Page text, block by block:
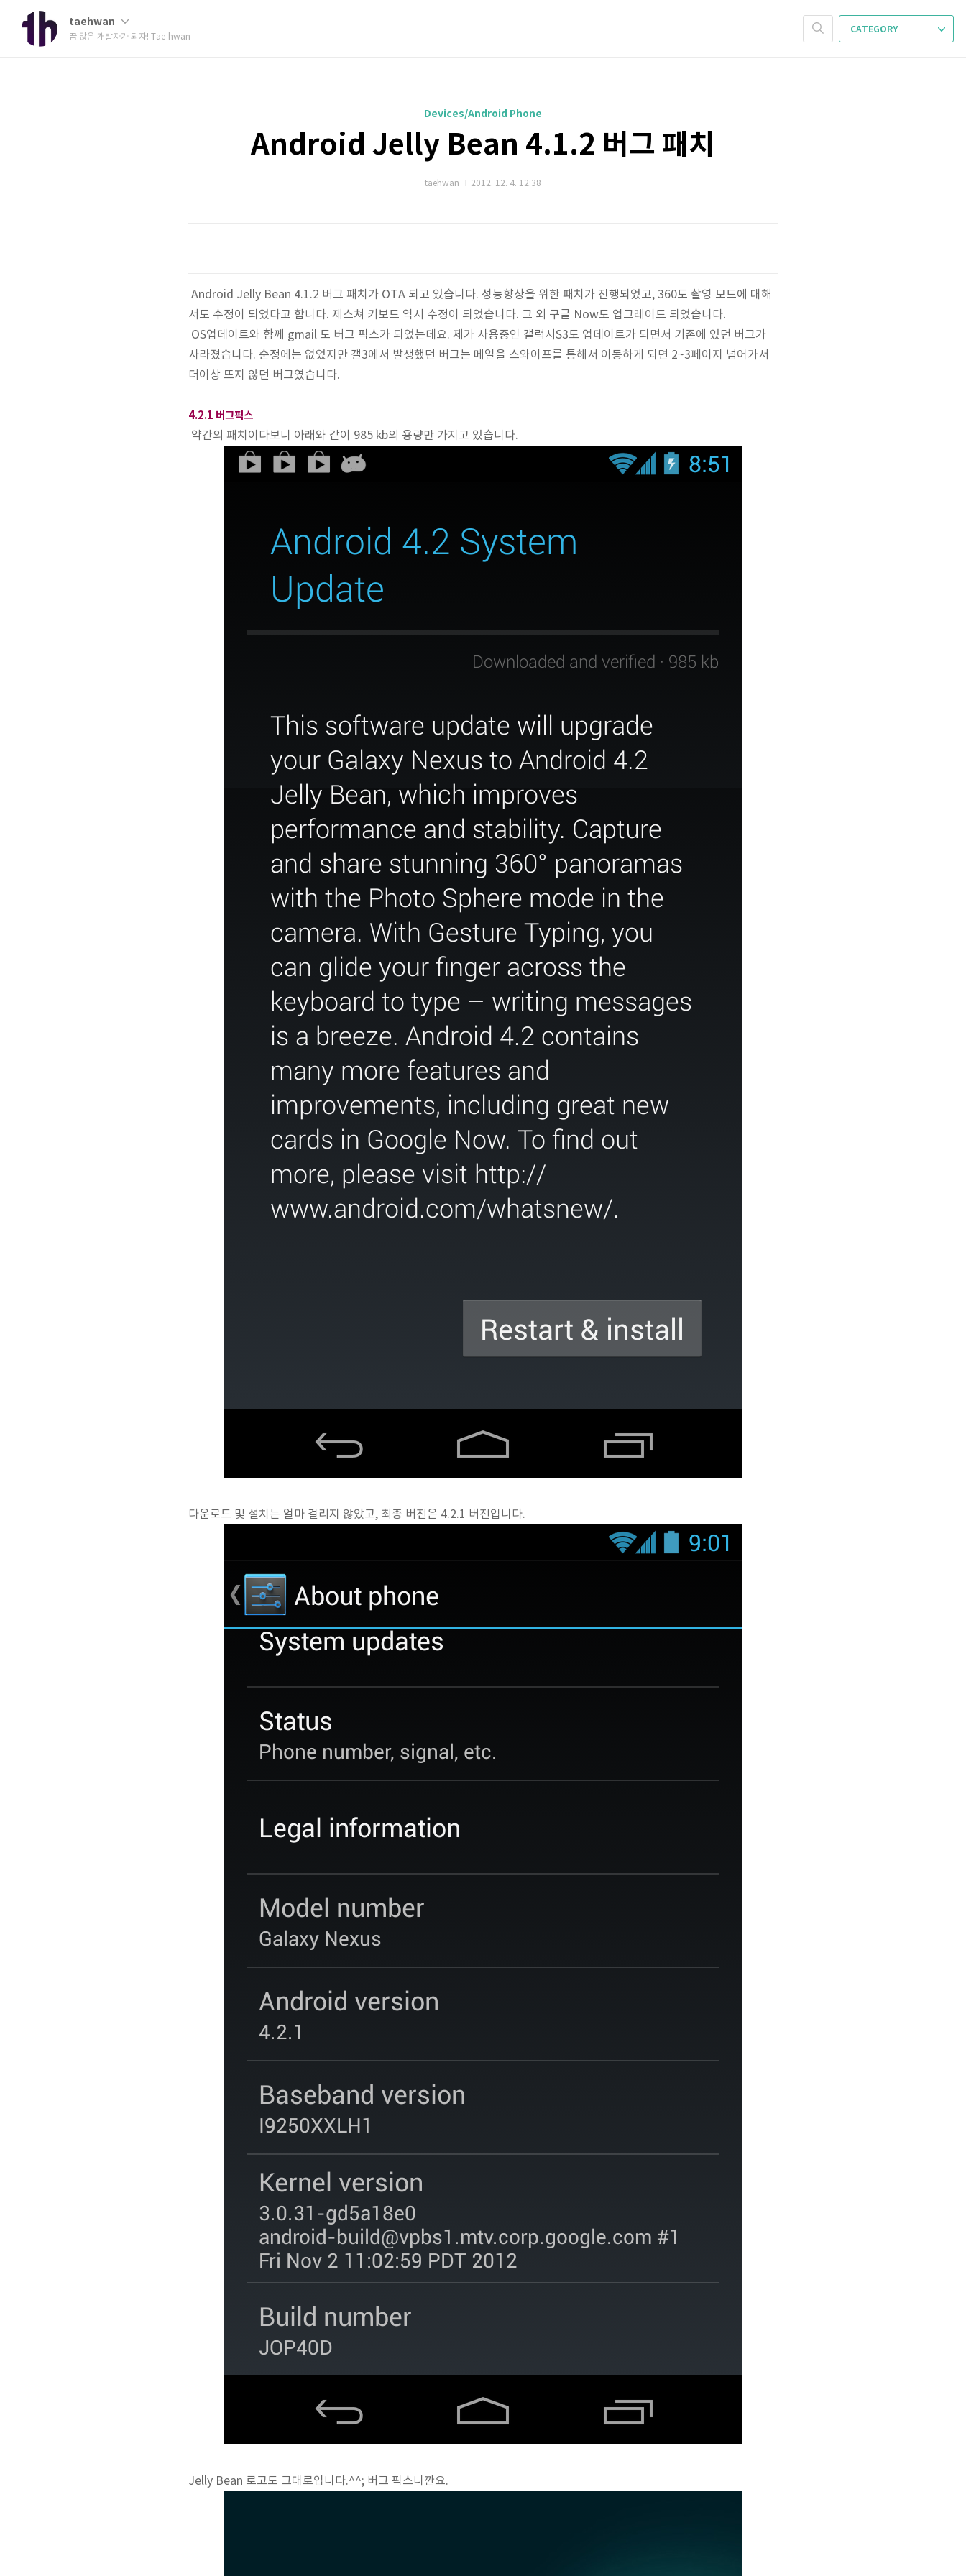
taehwan
꿈 많은 개발자가 되자! Tae-hwan
CATEGORY
Devices/Android Phone
Android Jelly Bean 4.1.2 버그 패치
taehwan 2012. 12. 4. 12:38
Android Jelly Bean 4.1.2 버그 패치가 OTA 되고 있습니다. 성능향상을 위한 패치가 진행되었고, 360도 촬영 모드에 대해
서도 수정이 되었다고 합니다. 제스쳐 키보드 역시 수정이 되었습니다. 그 외 구글 Now도 업그레이드 되었습니다.
OS업데이트와 함께 gmail 도 버그 픽스가 되었는데요. 제가 사용중인 갤럭시S3도 업데이트가 되면서 기존에 있던 버그가
사라졌습니다. 순정에는 없었지만 갤3에서 발생했던 버그는 메일을 스와이프를 통해서 이동하게 되면 2~3페이지 넘어가서
더이상 뜨지 않던 버그였습니다.
4.2.1 버그픽스
약간의 패치이다보니 아래와 같이 985 kb의 용량만 가지고 있습니다.
다운로드 및 설치는 얼마 걸리지 않았고, 최종 버전은 4.2.1 버전입니다.
Jelly Bean 로고도 그대로입니다.^^; 버그 픽스니깐요.